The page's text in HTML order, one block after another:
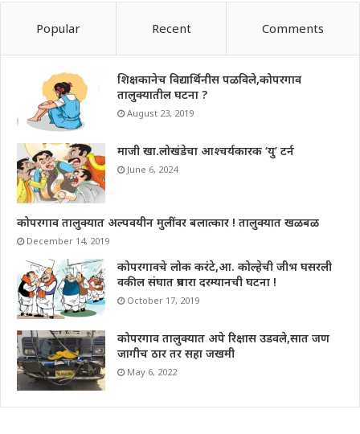
Popular Recent Comments
शिक्षकानेच विद्यार्थिनीस पळविले,कोपरगाव
तालुक्यातील घटना ?
August 23, 2019
माजी खा.लोखंडेचा आश्चर्यकारक ‘यु’ टर्न
June 6, 2024
कोपरगाव तालुक्यात अल्पवयीन मुलींवर बलात्कार ! तालुक्यात खळबळ
December 14, 2019
कोपरगावचे लोक करंटे,आ. कोल्हेची जीभ घसरली
वकील संघात प्रचारा दरम्यानची घटना !
October 17, 2019
कोपरगाव तालुक्यात अपे रिक्षास उडवले,सात जण
जागीच ठार तर सहा जखमी
May 6, 2022